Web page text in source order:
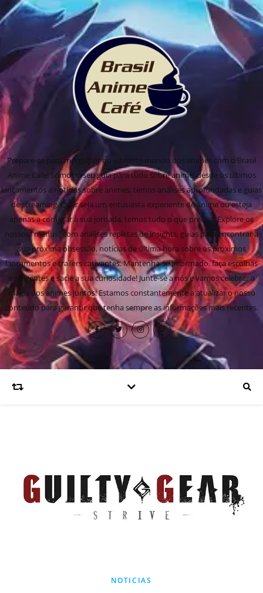
Prepare-se para mergulhar no vibrante mundo dos animes com o Brasil
Anime Cafe! Somos o seu guia para tudo sobre anime, desde os últimos
lançamentos a notícias sobre animes, temos análises aprofundadas e guias
de streaming. Quer seja um entusiasta experiente de anime ou esteja
apenas a começar a sua jornada, temos tudo o que precisa! Explore os
nossos "menus" com análises repletas de insights, guias para encontrar a
sua próxima obsessão, notícias de última hora sobre os próximos
lançamentos e trailers cativantes. Mantenha-se informado, faça escolhas
inteligentes e sacie a sua curiosidade! Junte-se a nós e vamos celebrar a
magia dos animes juntos! Estamos constantemente a atualizar o nosso
conteúdo para garantir que tenha sempre as informações mais recentes.
NOTICIAS